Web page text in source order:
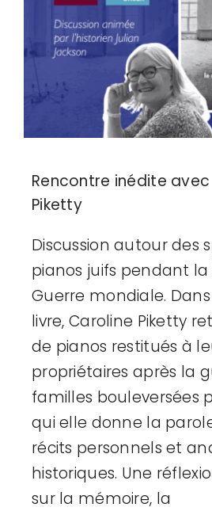
Adhésion
Mon compte
Rencontre inédite
Piketty
Discussion autour des
pianos juifs pendant la
Guerre mondiale.
livre, Caroline Piketty
de pianos restitués à
propriétaires après la
familles bouleversées
qui elle donne la
récits personnels et
historiques. Une
sur la mémoire, la